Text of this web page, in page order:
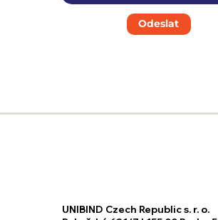
Odeslat
UNIBIND Czech Republic s. r. o.